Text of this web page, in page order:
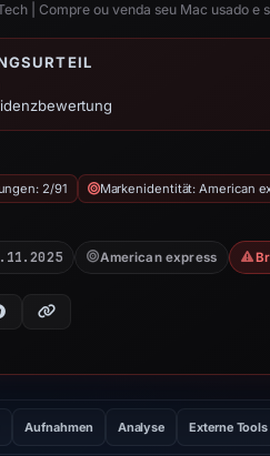
| Compre ou venda seu Mac usado e
2/91 Markenidentität: American
American express
Aufnahmen Analyse Externe Tools